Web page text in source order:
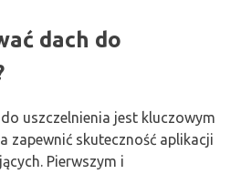
dach do
uszczelnienia jest kluczowym
zapewnić skuteczność aplikacji
Pierwszym i